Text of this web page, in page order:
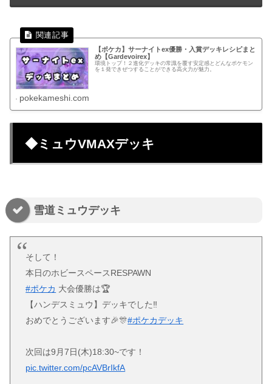
【ポケカ】サーナイトex優勝・入賞デッキレシピまと
め【Gardevoirex】
環境トップ！２進化デッキの常識を覆す安定感とどんなポケモン
を１発できぜつすることができる高火力が魅力。
pokekameshi.com
◆ミュウVMAXデッキ
雪道ミュウデッキ
そして！
本日のホビースペースRESPAWN
#ポケカ 大会優勝は🏆
【ハンデスミュウ】デッキでした‼️
おめでとうございます🎉🎊#ポケカデッキ
次回は9月7日(木)18:30~です！
pic.twitter.com/pcAVBrIkfA